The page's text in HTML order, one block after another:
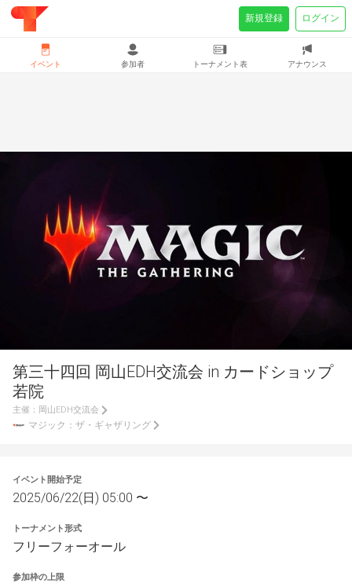
第三十四回 岡山EDH交流会 in カードショップ
若院
主催： 岡山EDH交流会
マジック：ザ・ギャザリング
イベント開始予定
2025/06/22(日) 05:00 〜
トーナメント形式
フリーフォーオール
参加枠の上限
イベント 参加者 トーナメント表 アナウンス
新規登録 ログイン